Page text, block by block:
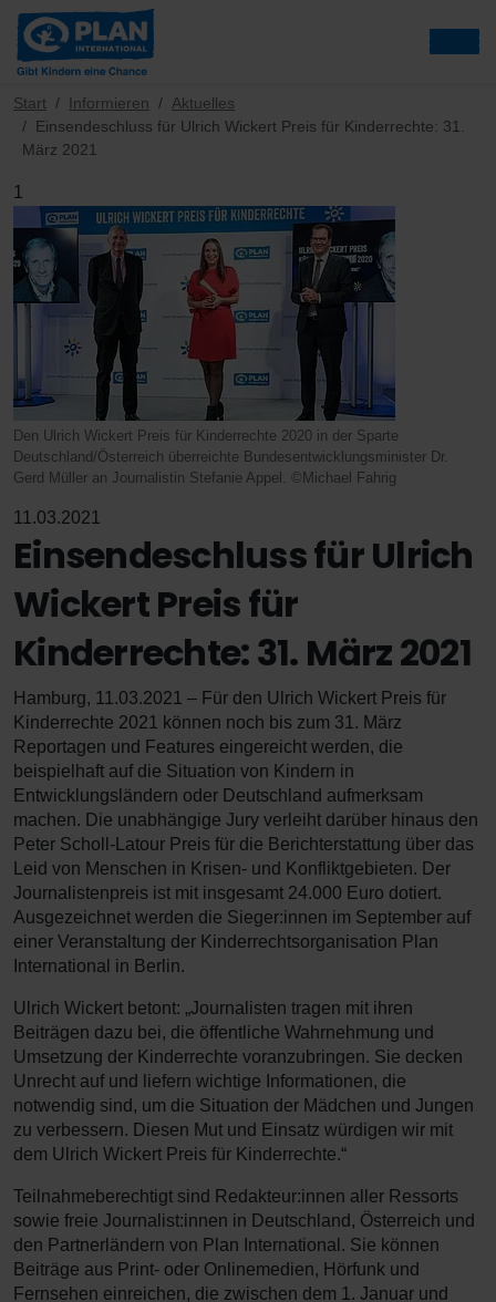
Start Informieren
Aktuelles
Einsendeschluss für Ulrich Wickert Preis für Kinderrechte: 31.
März 2021
1
Den Ulrich Wickert Preis für Kinderrechte 2020 in der Sparte
Deutschland/Österreich überreichte Bundesentwicklungsminister Dr.
Gerd Müller an Journalistin Stefanie Appel. ©Michael Fahrig
11.03.2021
Einsendeschluss für Ulrich
Wickert Preis für
Kinderrechte: 31. März 2021
Hamburg, 11.03.2021 – Für den Ulrich Wickert Preis für
Kinderrechte 2021 können noch bis zum 31. März
Reportagen und Features eingereicht werden, die
beispielhaft auf die Situation von Kindern in
Entwicklungsländern oder Deutschland aufmerksam
machen. Die unabhängige Jury verleiht darüber hinaus den
Peter Scholl-Latour Preis für die Berichterstattung über das
Leid von Menschen in Krisen- und Konfliktgebieten. Der
Journalistenpreis ist mit insgesamt 24.000 Euro dotiert.
Ausgezeichnet werden die Sieger:innen im September auf
einer Veranstaltung der Kinderrechtsorganisation Plan
International in Berlin.
Ulrich Wickert betont: „Journalisten tragen mit ihren
Beiträgen dazu bei, die öffentliche Wahrnehmung und
Umsetzung der Kinderrechte voranzubringen. Sie decken
Unrecht auf und liefern wichtige Informationen, die
notwendig sind, um die Situation der Mädchen und Jungen
zu verbessern. Diesen Mut und Einsatz würdigen wir mit
dem Ulrich Wickert Preis für Kinderrechte.“
Teilnahmeberechtigt sind Redakteur:innen aller Ressorts
sowie freie Journalist:innen in Deutschland, Österreich und
den Partnerländern von Plan International. Sie können
Beiträge aus Print- oder Onlinemedien, Hörfunk und
Fernsehen einreichen, die zwischen dem 1. Januar und